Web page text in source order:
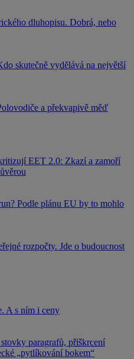
dluhopisu. Dobrá, nebo
skutečně vydělává na největší
a překvapivě měď
EET 2.0: Zkazí a zamoří
Podle plánu EU by to mohlo
rozpočty. Jde o budoucnost
A s ním i ceny
paragrafů, přiškrcení
„pytlíkování bokem“